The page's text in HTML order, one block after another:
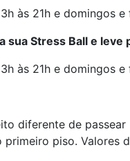
às 21h e domingos
sua Stress Ball e leve
às 21h e domingos
diferente de
piso. Valores